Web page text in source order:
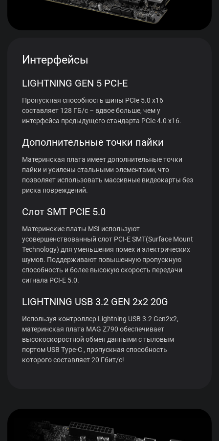
Интерфейсы
LIGHTNING GEN 5 PCI-E
Пропускная способность шины PCIe 5.0 x16
составляет 128 ГБ/с – вдвое больше, чем у
интерфейса предыдущего стандарта PCIe 4.0 x16.
Дополнительные точки пайки
Материнская плата имеет дополнительные точки
пайки и усилены стальными элементами, что
позволяет использовать массивные видеокарты без
риска повреждений.
Слот SMT PCIE 5.0
Материнские платы MSI используют
усовершенствованный слот PCI-E SMT(Surface Mount
Technology) для уменьшения помех и электрических
шумов. Поддерживают повышенную пропускную
способность и более высокую скорость передачи
сигнала PCI-E 5.0.
LIGHTNING USB 3.2 GEN 2x2 20G
Используя контроллер Lightning USB 3.2 Gen2x2,
материнская плата MAG Z790 обеспечивает
высокоскоростной обмен данными с тыловым
портом USB Type-C , пропускная способность
которого составляет 20 Гбит/с!